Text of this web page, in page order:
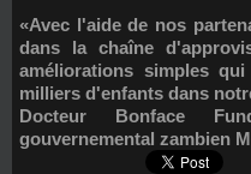
«Avec l'aide de nos
dans la chaîne
améliorations simples
milliers d'enfants dans
Docteur Bonface
gouvernemental zambien